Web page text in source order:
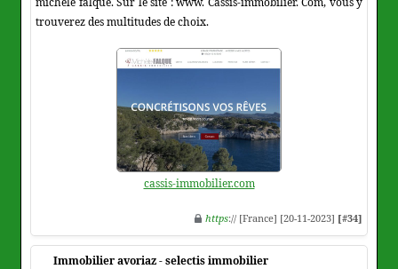
trouverez des multitudes de choix.
cassis-immobilier.com
https:// [France] [20-11-2023] [#34]
Immobilier avoriaz - selectis immobilier